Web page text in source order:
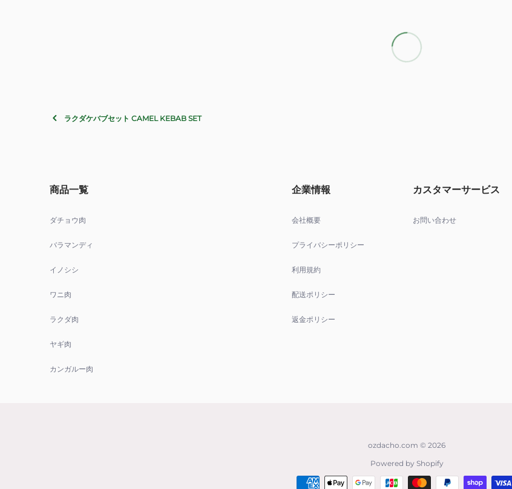
ラクダケバブセット CAMEL KEBAB SET
商品一覧
ダチョウ肉
バラマンディ
イノシシ
ワニ肉
ラクダ肉
ヤギ肉
カンガルー肉
企業情報
会社概要
プライバシーポリシー
利用規約
配送ポリシー
返金ポリシー
カスタマーサービス
お問い合わせ
ozdacho.com © 2026
Powered by Shopify